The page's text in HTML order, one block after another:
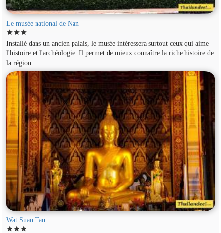
Le musée national de Nan
starstarstar
Installé dans un ancien palais, le musée intéressera surtout ceux qui aime
l'histoire et l'archéologie. Il permet de mieux connaître la riche histoire de
la région.
Wat Suan Tan
starstarstar